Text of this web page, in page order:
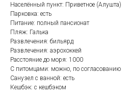
Населённый пункт: Приветное (Алушта)
Парковка: есть
Питание: полный пансионат
Пляж: Галька
Развлечения: бильярд
Развлечения: аэрохоккей
Расстояние до моря: 1000
С питомцами: можно, по согласованию
Санузел с ванной: есть
Кешбэк: с кешбэком